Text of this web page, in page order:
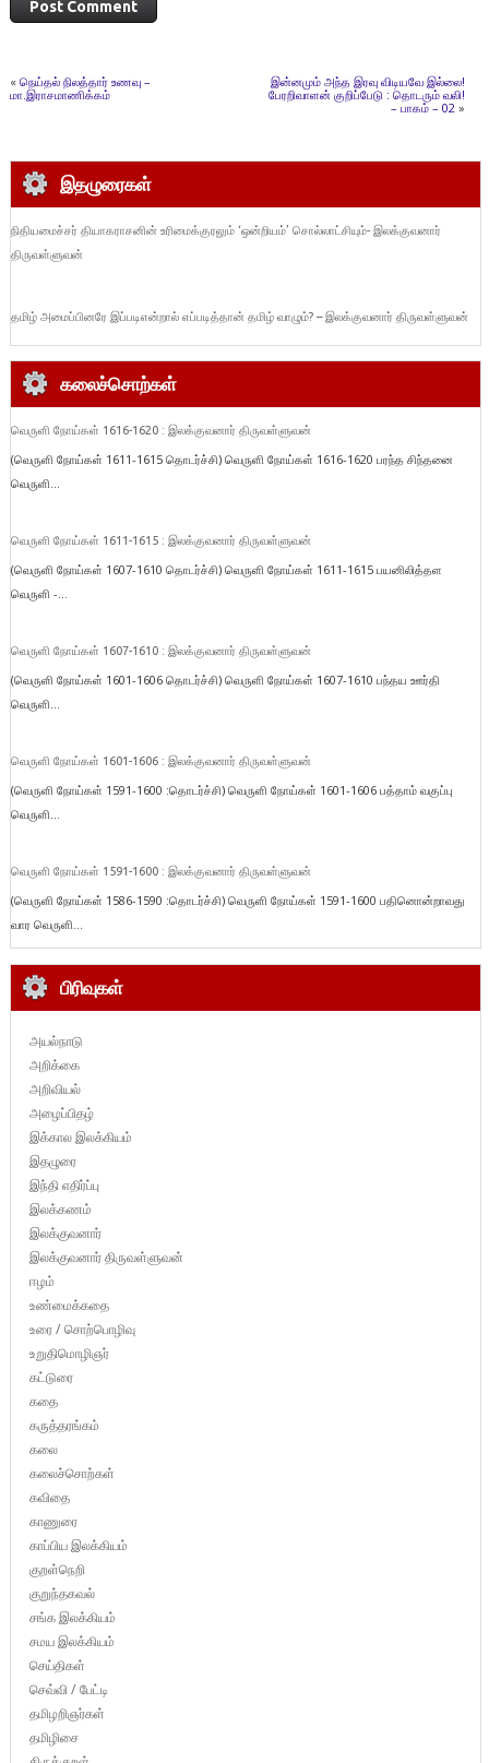
« நெய்தல் நிலத்தார் உணவு –
மா.இராசமாணிக்கம்
இன்னமும் அந்த இரவு விடியவே இல்லை!
பேரறிவாளன் குறிப்பேடு : தொடரும் வலி!
– பாகம் – 02 »
இதழுரைகள்
நிதியமைச்சர் தியாகராசனின் உரிமைக்குரலும் ‘ஒன்றியம்’ சொல்லாட்சியும்- இலக்குவனார்
திருவள்ளுவன்
தமிழ் அமைப்பினரே இப்படிஎன்றால் எப்படித்தான் தமிழ் வாழும்? – இலக்குவனார் திருவள்ளுவன்
கலைச்சொற்கள்
வெருளி நோய்கள் 1616-1620 : இலக்குவனார் திருவள்ளுவன்
(வெருளி நோய்கள் 1611-1615 தொடர்ச்சி) வெருளி நோய்கள் 1616-1620 பரந்த சிந்தனை
வெருளி...
வெருளி நோய்கள் 1611-1615 : இலக்குவனார் திருவள்ளுவன்
(வெருளி நோய்கள் 1607-1610 தொடர்ச்சி) வெருளி நோய்கள் 1611-1615 பயனிலித்தள
வெருளி -...
வெருளி நோய்கள் 1607-1610 : இலக்குவனார் திருவள்ளுவன்
(வெருளி நோய்கள் 1601-1606 தொடர்ச்சி) வெருளி நோய்கள் 1607-1610 பந்தய ஊர்தி
வெருளி...
வெருளி நோய்கள் 1601-1606 : இலக்குவனார் திருவள்ளுவன்
(வெருளி நோய்கள் 1591-1600 :தொடர்ச்சி) வெருளி நோய்கள் 1601-1606 பத்தாம் வகுப்பு
வெருளி...
வெருளி நோய்கள் 1591-1600 : இலக்குவனார் திருவள்ளுவன்
(வெருளி நோய்கள் 1586-1590 :தொடர்ச்சி) வெருளி நோய்கள் 1591-1600 பதினொன்றாவது
வார வெருளி...
பிரிவுகள்
அயல்நாடு
அறிக்கை
அறிவியல்
அழைப்பிதழ்
இக்கால இலக்கியம்
இதழுரை
இந்தி எதிர்ப்பு
இலக்கணம்
இலக்குவனார்
இலக்குவனார் திருவள்ளுவன்
ஈழம்
உண்மைக்கதை
உரை / சொற்பொழிவு
உறுதிமொழிஞர்
கட்டுரை
கதை
கருத்தரங்கம்
கலை
கலைச்சொற்கள்
கவிதை
காணுரை
காப்பிய இலக்கியம்
குறள்நெறி
குறுந்தகவல்
சங்க இலக்கியம்
சமய இலக்கியம்
செய்திகள்
செவ்வி / பேட்டி
தமிழறிஞர்கள்
தமிழிசை